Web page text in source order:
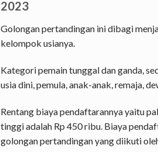
2023
Golongan pertandingan ini dibagi
kelompok usianya.
Kategori pemain tunggal dan ganda,
usia dini, pemula, anak-anak, remaja,
Rentang biaya pendaftarannya yaitu
tinggi adalah Rp 450 ribu. Biaya
golongan pertandingan yang diikuti